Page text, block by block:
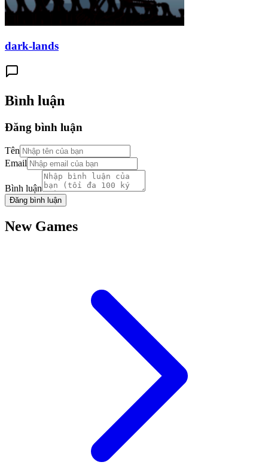
dark-lands
Bình luận
Đăng bình luận
Tên
Email
Bình luận
Đăng bình luận
New Games